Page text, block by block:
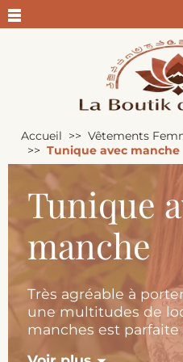
Accueil Vêtements
Tunique avec manche
Tunique
manche
Très agréable à
une multitudes de
manches est
une veste, à la mi-